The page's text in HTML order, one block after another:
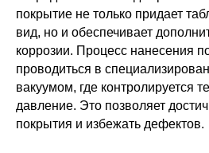
покрытие не только придает
вид, но и обеспечивает
коррозии. Процесс нанесения
проводиться в
вакуумом, где контролируется
давление. Это позволяет
покрытия и избежать дефектов.